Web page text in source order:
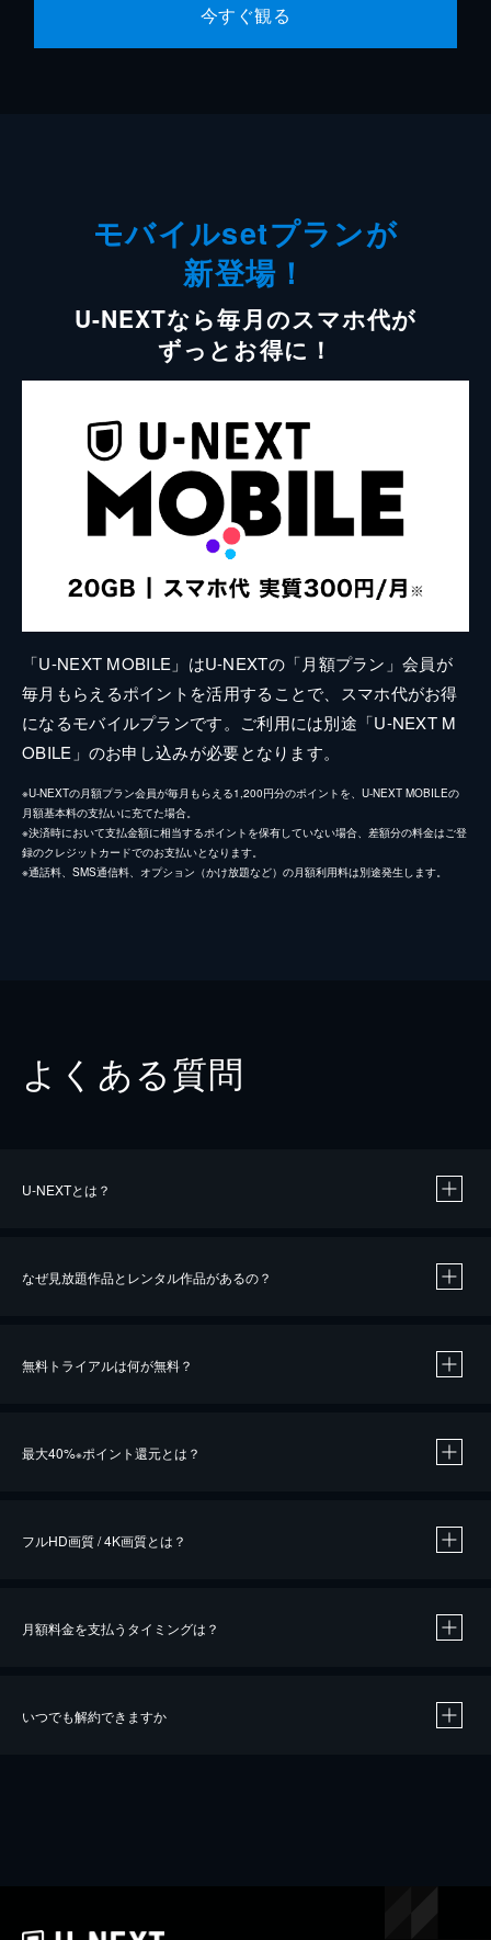
今すぐ観る
モバイルsetプランが
新登場！
U-NEXTなら毎月のスマホ代が
ずっとお得に！
「U-NEXT MOBILE」はU-NEXTの「月額プラン」会員が
毎月もらえるポイントを活用することで、スマホ代がお得
になるモバイルプランです。ご利用には別途「U-NEXT M
OBILE」のお申し込みが必要となります。
※U-NEXTの月額プラン会員が毎月もらえる1,200円分のポイントを、U-NEXT MOBILEの
月額基本料の支払いに充てた場合。
※決済時において支払金額に相当するポイントを保有していない場合、差額分の料金はご登
録のクレジットカードでのお支払いとなります。
※通話料、SMS通信料、オプション（かけ放題など）の月額利用料は別途発生します。
よくある質問
U-NEXTとは？
なぜ見放題作品とレンタル作品があるの？
無料トライアルは何が無料？
最大40%※ポイント還元とは？
※40％ポイント還元の対象は、クレジットカード決済による作品の購入 / レンタルです。
フルHD画質 / 4K画質とは？
月額料金を支払うタイミングは？
いつでも解約できますか